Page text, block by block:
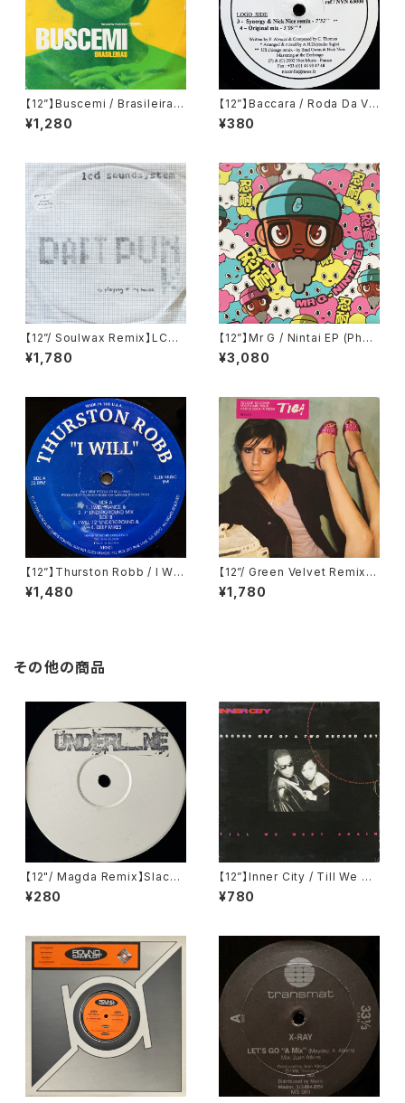
【12”】Buscemi / Brasileiras
(Downsall Plastics) (DSL 0
42)
¥1,280
【12”】Baccara / Roda Da Vi
da (Nice Music) (NVN 630
00)
¥380
【12”/ Soulwax Remix】LCD
Soundsystem / Daft Punk I
s Playing At My House (DF
¥1,780
【12”】Mr G / Nintai EP (Phoe
nix G.) (PG077)
¥3,080
【12”】Thurston Robb / I Will
(Acacia Records) (AR021)
¥1,480
【12”/ Green Velvet Remix】
Tiga / Shoes (Different) (D
IFB 1216T)
¥1,780
その他の商品
【12"/ Magda Remix】Slackn
oise / Wanda's Wig Wax (M
ixes) (Underl_ne) (UND00
¥280
【12”】Inner City / Till We M
eet Again (10 Records) (TE
NG 337)
¥780